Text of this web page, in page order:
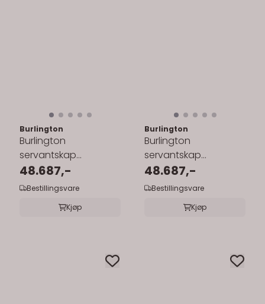
Burlington
Burlington
servantskap
130x55cm med
benkeplate/underlimt
48.687,-
Bestillingsvare
Kjøp
Burlington
Burlington
servantskap
130x55cm med
benkeplate/underlimt
48.687,-
Bestillingsvare
Kjøp